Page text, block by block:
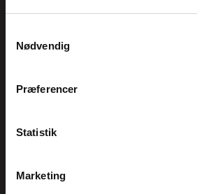
Nødvendig
Præferencer
Statistik
Marketing
Tankegang a/s